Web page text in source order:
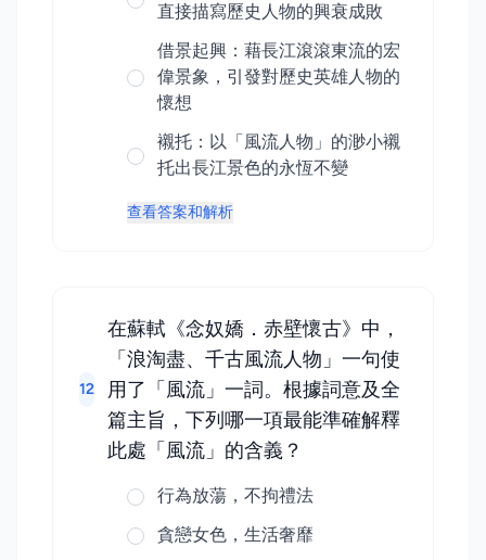
直接描寫歷史人物的興衰成敗
借景起興：藉長江滾滾東流的宏
偉景象，引發對歷史英雄人物的
懷想
襯托：以「風流人物」的渺小襯
托出長江景色的永恆不變
查看答案和解析
12
在蘇軾《念奴嬌．赤壁懷古》中，
「浪淘盡、千古風流人物」一句使
用了「風流」一詞。根據詞意及全
篇主旨，下列哪一項最能準確解釋
此處「風流」的含義？
行為放蕩，不拘禮法
貪戀女色，生活奢靡